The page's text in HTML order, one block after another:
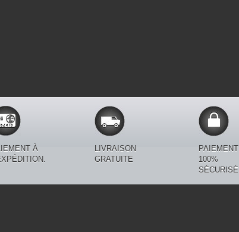
À
LIVRAISON
GRATUITE
PAIEMENT
100%
SÉCURISÉ